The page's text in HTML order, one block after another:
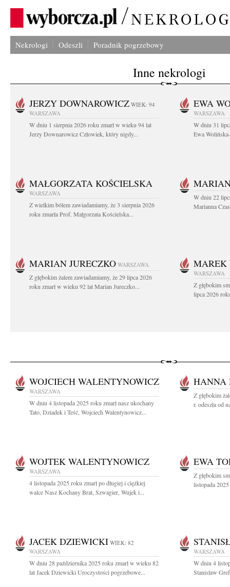
Nekrologi Odeszli Poradnik pogrzebowy
Inne nekrologi
JERZY DOWNAROWICZ WIEK: 94
WARSZAWA
W dniu 1 sierpnia 2026 roku zmarł w wieku 94 lat
Jerzy Downarowicz Człowiek, który nigdy...
EWA
WARSZAWA
W dniu 31
Ewa
MAŁGORZATA KOŚCIELSKA
WARSZAWA
Z wielkim bólem zawiadamiamy, że 3 sierpnia 2026
roku zmarła Prof. Małgorzata Kościelska...
W dniu 22
Marianna
MARIAN JURECZKO WARSZAWA
Z głębokim żalem zawiadamiamy, że 29 lipca 2026
roku zmarł w wieku 92 lat Marian Jureczko...
MAREK
WARSZAWA
Z głębokim
lipca 2026
WOJCIECH WALENTYNOWICZ
WARSZAWA
W dniu 4 listopada 2025 roku zmarł nasz ukochany
Tato, Dziadek i Teść, Wojciech Walentynowicz...
HANNA
Z głębokim
r. odeszła od
WOJTEK WALENTYNOWICZ
WARSZAWA
4 listopada 2025 roku zmarł po długiej i ciężkiej
walce Nasz Kochany Brat, Szwagier, Wujek i...
EWA
Z głębokim
listopada
JACEK DZIEWICKI WIEK: 82
WARSZAWA
W dniu 28 października 2025 roku zmarł w wieku 82
lat Jacek Dziewicki Uroczystości pogrzebowe...
WARSZAWA
W dniu 4
Stanisław